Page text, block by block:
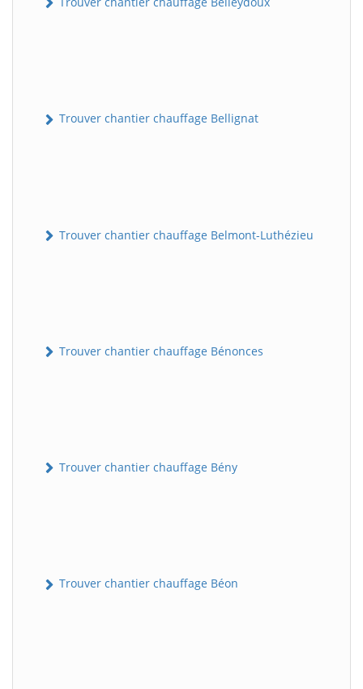
Trouver chantier chauffage Bellignat
Trouver chantier chauffage Belmont-Luthézieu
Trouver chantier chauffage Bénonces
Trouver chantier chauffage Bény
Trouver chantier chauffage Béon